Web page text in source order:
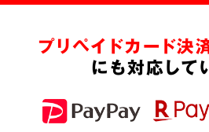
プリペイドカード決
にも対応して